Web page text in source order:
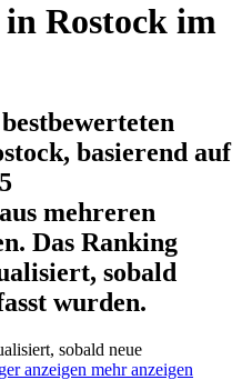
in Rostock im
basierend auf
mehreren
Das Ranking
sobald
wurden.
sobald neue
anzeigen mehr anzeigen